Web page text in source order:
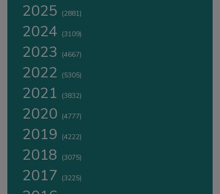
2025 (2881)
2024 (3109)
2023 (4667)
2022 (5305)
2021 (3832)
2020 (4777)
2019 (4222)
2018 (3075)
2017 (3225)